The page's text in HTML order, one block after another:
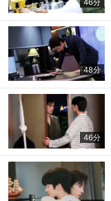
48分
46分